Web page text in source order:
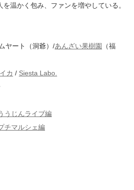
かく包み、ファンを増やしている。
ヤート（洞爺）/あんざい果樹園
（福
カ / Siesta Labo.
じんライブ編
チマルシェ編